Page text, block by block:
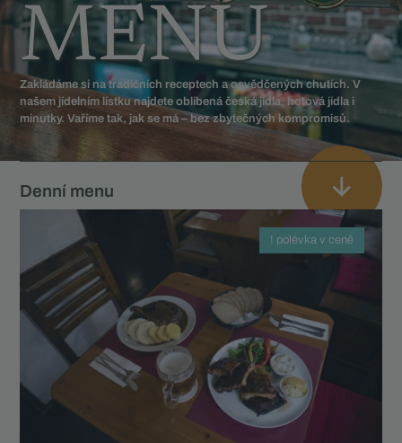
MENU
Zakládáme si na tradičních receptech a osvědčených chutích. V
našem jídelním lístku najdete oblíbená česká jídla, hotová jídla i
minutky. Vaříme tak, jak se má – bez zbytečných kompromisů.
Denní menu
! polévka v ceně